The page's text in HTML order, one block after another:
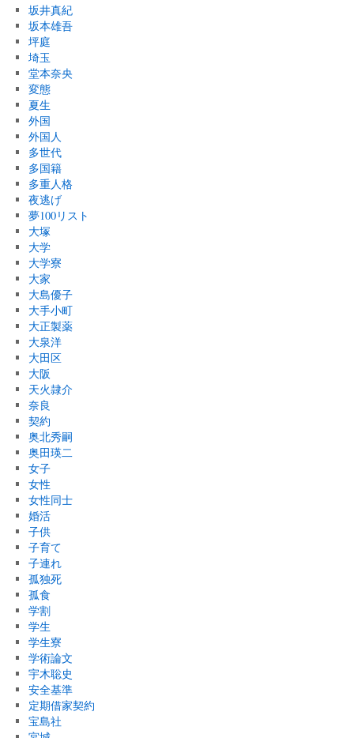
坂井真紀
坂本雄吾
坪庭
埼玉
堂本奈央
変態
夏生
外国
外国人
多世代
多国籍
多重人格
夜逃げ
夢100リスト
大塚
大学
大学寮
大家
大島優子
大手小町
大正製薬
大泉洋
大田区
大阪
天火隷介
奈良
契約
奥北秀嗣
奥田瑛二
女子
女性
女性同士
婚活
子供
子育て
子連れ
孤独死
孤食
学割
学生
学生寮
学術論文
宇木聡史
安全基準
定期借家契約
宝島社